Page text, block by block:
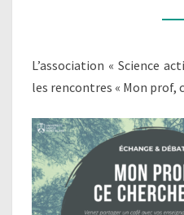
L’association « Science
les rencontres « Mon prof,